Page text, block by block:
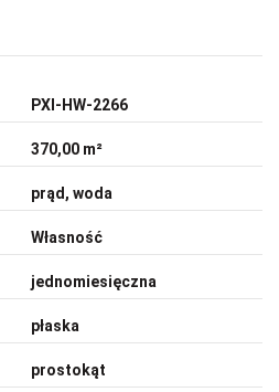
PXI-HW-2266
370,00 m²
prąd, woda
Własność
jednomiesięczna
płaska
prostokąt